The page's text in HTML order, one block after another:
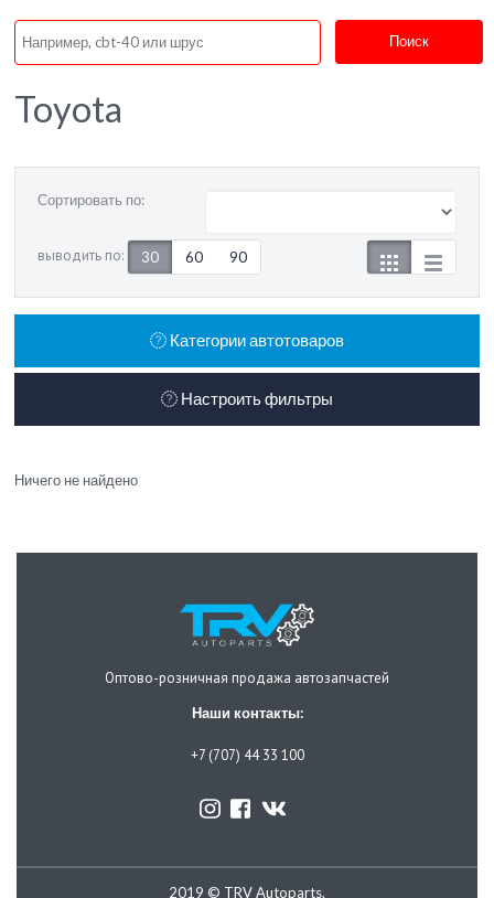
Поиск
Toyota
Сортировать по:
выводить по: 30 60 90
Категории автотоваров
Настроить фильтры
Ничего не найдено
Оптово-розничная продажа автозапчастей
Наши контакты:
+7 (707) 44 33 100
2019 © TRV Autoparts.